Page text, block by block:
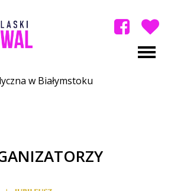
w Białymstoku